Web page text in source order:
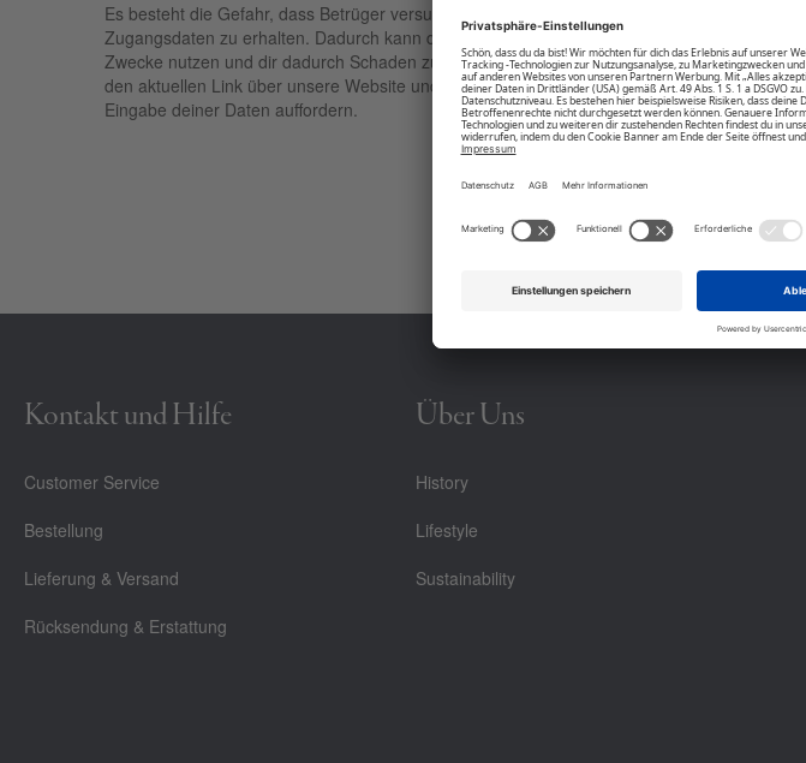
Es besteht die Gefahr, dass Betrüger versuchen, über gefälschte Links deine
Zugangsdaten zu erhalten. Dadurch kann der Empfänger deinen Account für seine
Zwecke nutzen und dir dadurch Schaden zufügen. Nutze daher für deinen Log-In nur
den aktuellen Link über unsere Website und sei kritisch bei E-Mails, die dich zur
Eingabe deiner Daten auffordern.
Kontakt und Hilfe
Customer Service
Bestellung
Lieferung & Versand
Rücksendung & Erstattung
Über Uns
History
Lifestyle
Sustainability